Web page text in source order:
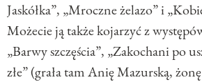
Jaskółka”, „Mroczne żelazo” i
Możecie ją także kojarzyć z
„Barwy szczęścia”, „Zakochani po
złe” (grała tam Anię Mazurską,